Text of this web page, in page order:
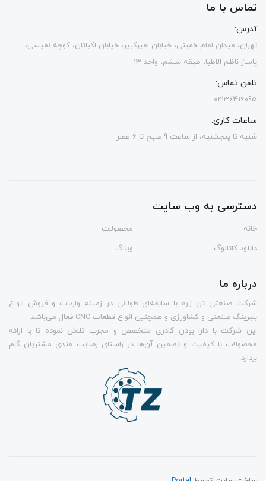
تماس با ما
آدرس:
تهران، میدان امام خمینی، خیابان امیرکبیر، خیابان اکباتان، کوچه نفیسی،
پاساژ ناظم الاطبا، طبقه ششم، واحد 13
تلفن تماس:
02136416095
ساعات کاری:
شنبه تا پنجشنبه، از ساعت 9 صبح تا 6 عصر
دسترسی به وب سایت
خانه
محصولات
دانلود کاتالوگ
وبلاگ
درباره ما
شرکت صنعتی تن زره با سابقه‌ای طولانی در زمینه واردات و فروش انواع
بلبرینگ صنعتی و کشاورزی و همچنین انواع قطعات CNC فعال می‌باشد.
این شرکت با دارا بودن کادری متخصص و مجرب تلاش نموده تا با ارائه
محصولات با کیفیت و تضمین آن‌ها در راستای رضایت مندی مشتریان گام
بردارد.